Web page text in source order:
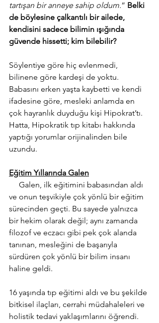
tartışan bir anneye sahip oldum.” Belki
de böylesine çalkantılı bir ailede,
kendisini sadece bilimin ışığında
güvende hissetti; kim bilebilir?
Söylentiye göre hiç evlenmedi,
bilinene göre kardeşi de yoktu.
Babasını erken yaşta kaybetti ve kendi
ifadesine göre, mesleki anlamda en
çok hayranlık duyduğu kişi Hipokrat’tı.
Hatta, Hipokratik tıp kitabı hakkında
yaptığı yorumlar orijinalinden bile
uzundu.
Eğitim Yıllarında Galen
Galen, ilk eğitimini babasından aldı
ve onun teşvikiyle çok yönlü bir eğitim
sürecinden geçti. Bu sayede yalnızca
bir hekim olarak değil; aynı zamanda
filozof ve eczacı gibi pek çok alanda
tanınan, mesleğini de başarıyla
sürdüren çok yönlü bir bilim insanı
haline geldi.
16 yaşında tıp eğitimi aldı ve bu şekilde
bitkisel ilaçları, cerrahi müdahaleleri ve
holistik tedavi yaklaşımlarını öğrendi.